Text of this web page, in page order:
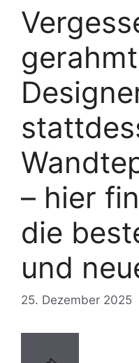
– hier
die
und
25. Dezember 2025